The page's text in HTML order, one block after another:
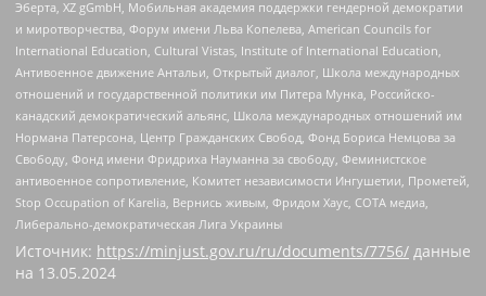
Эберта, XZ gGmbH, Мобильная академия поддержки гендерной демократии
и миротворчества, Форум имени Льва Копелева, American Councils for
International Education, Cultural Vistas, Institute of International Education,
Антивоенное движение Антальи, Открытый диалог, Школа международных
отношений и государственной политики им Питера Мунка, Российско-
канадский демократический альянс, Школа международных отношений им
Нормана Патерсона, Центр Гражданских Свобод, Фонд Бориса Немцова за
Свободу, Фонд имени Фридриха Науманна за свободу, Феминистское
антивоенное сопротивление, Комитет независимости Ингушетии, Прометей,
Stop Occupation of Karelia, Вернись живым, Фридом Хаус, СОТА медиа,
Либерально-демократическая Лига Украины
Источник: https://minjust.gov.ru/ru/documents/7756/ данные
на 13.05.2024